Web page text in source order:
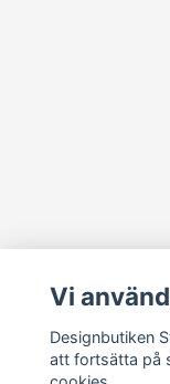
Vi
Designbutiken
att fortsätta på